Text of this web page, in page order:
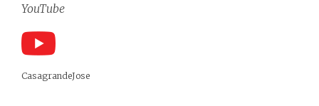
YouTube
CasagrandeJose